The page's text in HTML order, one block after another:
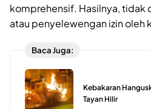
komprehensif. Hasilnya, tidak
atau penyelewengan izin oleh
Baca Juga:
Kebakaran
Tayan Hilir